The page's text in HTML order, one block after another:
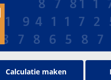
Calculatie maken